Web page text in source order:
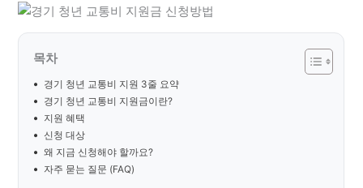
목차
경기 청년 교통비 지원 3줄 요약
경기 청년 교통비 지원금이란?
지원 혜택
신청 대상
왜 지금 신청해야 할까요?
자주 묻는 질문 (FAQ)